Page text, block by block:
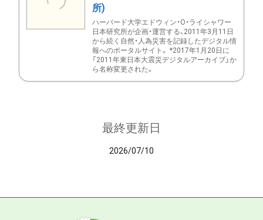
所)
ハーバード大学エドウィン・O・ライシャワー
日本研究所が企画・運営する、2011年3月11日
から続く自然・人為災害を記録したデジタル情
報へのポータルサイト。 *2017年1月20日に
「2011年東日本大震災デジタルアーカイブ」か
ら名称変更された。
最終更新日
2026/07/10